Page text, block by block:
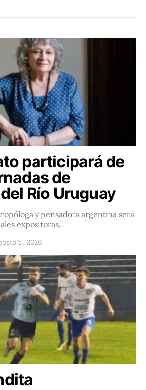
participará de
de
Río Uruguay
y pensadora argentina será
expositoras…
5, 2026